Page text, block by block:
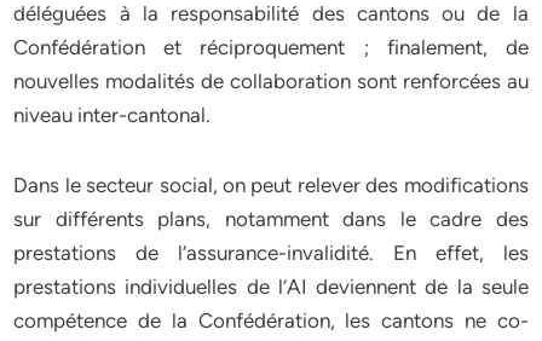
déléguées à la responsabilité des cantons ou de la
Confédération et réciproquement ; finalement, de
nouvelles modalités de collaboration sont renforcées au
niveau inter-cantonal.
Dans le secteur social, on peut relever des modifications
sur différents plans, notamment dans le cadre des
prestations de l’assurance-invalidité. En effet, les
prestations individuelles de l’AI deviennent de la seule
compétence de la Confédération, les cantons ne co-